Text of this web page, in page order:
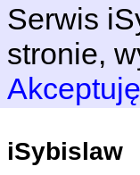
Serwis
stronie,
Akceptuję
iSybislaw